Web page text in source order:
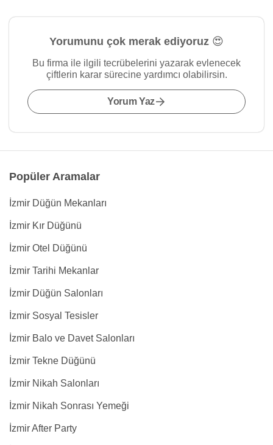
Yorumunu çok merak ediyoruz 😍
Bu firma ile ilgili tecrübelerini yazarak evlenecek
çiftlerin karar sürecine yardımcı olabilirsin.
Yorum Yaz
Popüler Aramalar
İzmir Düğün Mekanları
İzmir Kır Düğünü
İzmir Otel Düğünü
İzmir Tarihi Mekanlar
İzmir Düğün Salonları
İzmir Sosyal Tesisler
İzmir Balo ve Davet Salonları
İzmir Tekne Düğünü
İzmir Nikah Salonları
İzmir Nikah Sonrası Yemeği
İzmir After Party